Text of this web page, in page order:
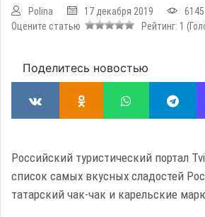
Polina 17 декабря 2019
6145
Оцените статью
Рейтинг: 1
Поделитесь новостью
Российский туристический портал
список самых вкусных сладостей
татарский чак-чак и карельские